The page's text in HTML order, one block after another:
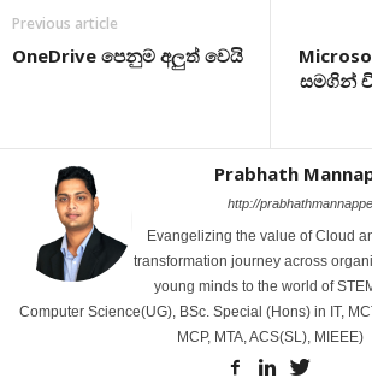
Previous article
OneDrive පෙනුම අලුත් වෙයි
සමගින්
Prabhath
http://
Evangelizing the value of Cloud
transformation journey across
young minds to the world of
Computer Science(UG), BSc. Special (Hons) in IT,
MCP, MTA, ACS(SL), MIEEE)